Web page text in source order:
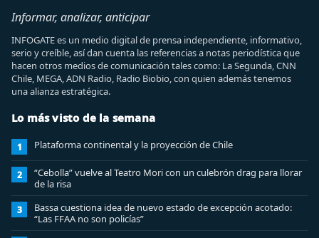
Informar, analizar, anticipar
INFOGATE es un medio digital de prensa independiente, informativo,
serio y creíble, así dan cuenta las referencias a notas periodística que
hacen otros medios de comunicación tales como: La Segunda, CNN
Chile, MEGA, ADN Radio, Radio Biobio, con quien además tenemos
una alianza estratégica.
Lo más visto de la semana
1 Plataforma continental y la proyección de Chile
2
“Cebolla” vuelve al Teatro Mori con un culebrón drag para llorar
de la risa
3
Bassa cuestiona idea de nuevo estado de excepción acotado:
“Las FFAA no son policías”